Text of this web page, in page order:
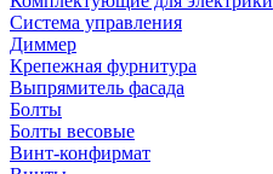
Система управления
Диммер
Крепежная фурнитура
Выпрямитель фасада
Болты
Болты весовые
Винт-конфирмат